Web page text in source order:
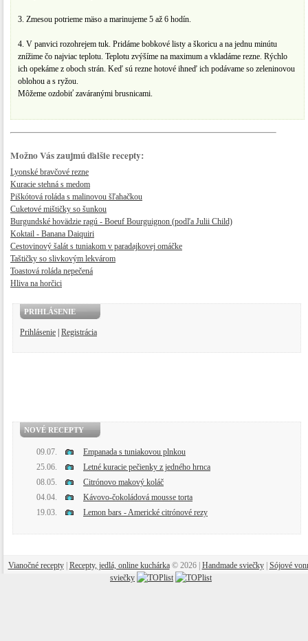
3. Zmesou potrieme mäso a marinujeme 5 až 6 hodín.
4. V panvici rozohrejem tuk. Pridáme bobkové listy a škoricu a na jednu minútu
znížime čo najviac teplotu. Teplotu zvýšíme na maximum a vkladáme rezne. Rýchlo
ich opekáme z oboch strán. Keď sú rezne hotové ihneď ich podávame so zeleninovou
oblohou a s ryžou.
Môžeme ozdobiť zaváranými brusnicami.
Možno Vás zaujmú ďalšie recepty:
Lyonské bravčové rezne
Kuracie stehná s medom
Piškótová roláda s malinovou šľahačkou
Cuketové mištičky so šunkou
Burgundské hovädzie ragú - Boeuf Bourguignon (podľa Julii Child)
Koktail - Banana Daiquiri
Cestovinový šalát s tuniakom v paradajkovej omáčke
Taštičky so slivkovým lekvárom
Toastová roláda nepečená
Hliva na horčici
PRIHLÁSENIE
Prihlásenie Registrácia
NOVÉ RECEPTY
09.07.
Empanada s tuniakovou plnkou
25.06.
Letné kuracie pečienky z jedného hrnca
08.05.
Citrónovo makový koláč
04.04.
Kávovo-čokoládová mousse torta
19.03.
Lemon bars - Americké citrónové rezy
Vianočné recepty| Recepty, jedlá, online kuchárka© 2026 | Handmade sviečky| Sójové
sviečky